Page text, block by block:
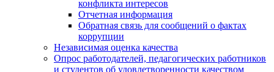
конфликта интересов
Отчетная информация
Обратная связь для сообщений о фактах
коррупции
Независимая оценка качества
Опрос работодателей, педагогических работников
и студентов об удовлетворенности качеством